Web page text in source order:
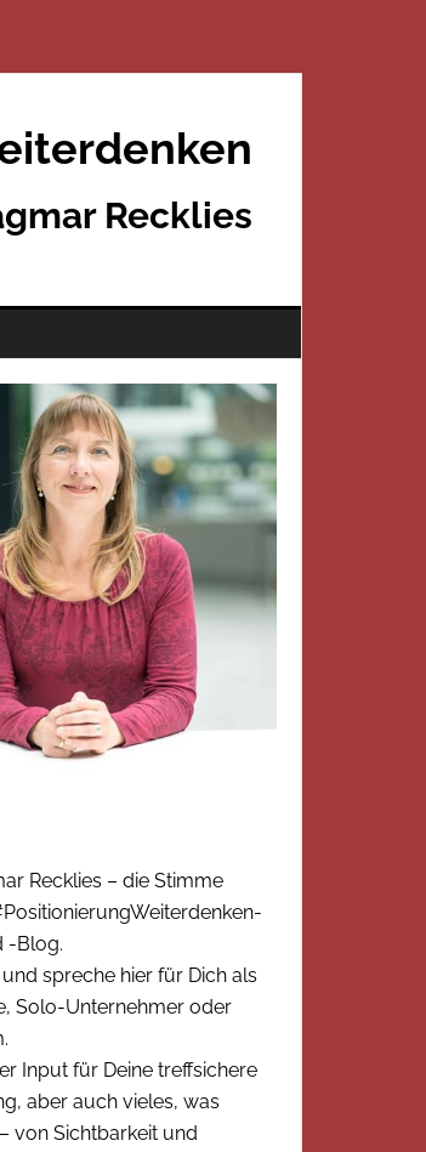
Recklies
Recklies – die Stimme
-Blog.
spreche hier für Dich als
Solo-Unternehmer oder
Input für Deine treffsichere
aber auch vieles, was
von Sichtbarkeit und